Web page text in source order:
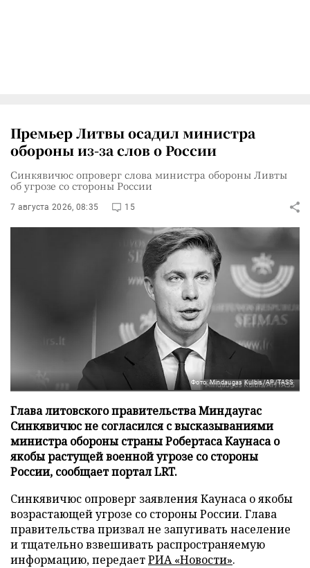
Премьер Литвы осадил министра
обороны из-за слов о России
Синкявичюс опроверг слова министра обороны Ливты
об угрозе со стороны России
7 августа 2026, 08:35 15
Фото: Mindaugas Kulbis/AP/TASS
Глава литовского правительства Миндаугас
Синкявичюс не согласился с высказываниями
министра обороны страны Робертаса Каунаса о
якобы растущей военной угрозе со стороны
России, сообщает портал LRT.
Синкявичюс опроверг заявления Каунаса о якобы
возрастающей угрозе со стороны России. Глава
правительства призвал не запугивать население
и тщательно взвешивать распространяемую
информацию, передаетРИА «Новости».